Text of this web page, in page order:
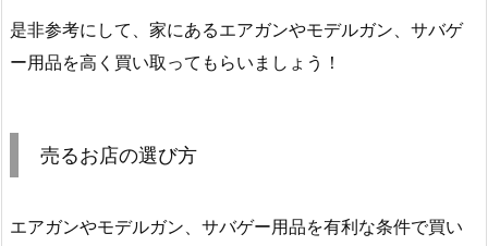
是非参考にして、家にあるエアガンやモデルガン、サバゲ
ー用品を高く買い取ってもらいましょう！
売るお店の選び方
エアガンやモデルガン、サバゲー用品を有利な条件で買い